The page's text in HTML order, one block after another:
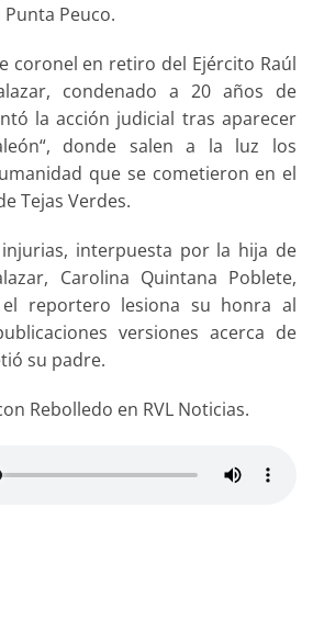
Peuco.
coronel en retiro del Ejército Raúl
condenado a 20 años de
la acción judicial tras aparecer
donde salen a la luz los
que se cometieron en el
Tejas Verdes.
interpuesta por la hija de
Carolina Quintana Poblete,
reportero lesiona su honra al
versiones acerca de
su padre.
Rebolledo en RVL Noticias.